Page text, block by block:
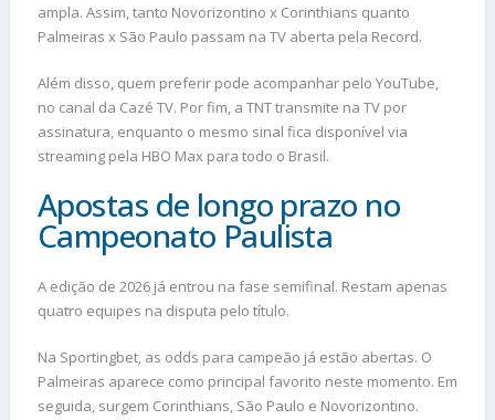
ampla. Assim, tanto Novorizontino x Corinthians quanto
Palmeiras x São Paulo passam na TV aberta pela Record.
Além disso, quem preferir pode acompanhar pelo YouTube,
no canal da Cazé TV. Por fim, a TNT transmite na TV por
assinatura, enquanto o mesmo sinal fica disponível via
streaming pela HBO Max para todo o Brasil.
Apostas de longo prazo no
Campeonato Paulista
A edição de 2026 já entrou na fase semifinal. Restam apenas
quatro equipes na disputa pelo título.
Na Sportingbet, as odds para campeão já estão abertas. O
Palmeiras aparece como principal favorito neste momento. Em
seguida, surgem Corinthians, São Paulo e Novorizontino.